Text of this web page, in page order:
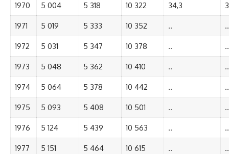
1970 5 004 5 318 10 322 34,3
1971 5 019 5 333 10 352 .. ..
1972 5 031 5 347 10 378 .. ..
1973 5 048 5 362 10 410 .. ..
1974 5 064 5 378 10 442 .. ..
1975 5 093 5 408 10 501 .. ..
1976 5 124 5 439 10 563 .. ..
1977 5 151 5 464 10 615 .. ..